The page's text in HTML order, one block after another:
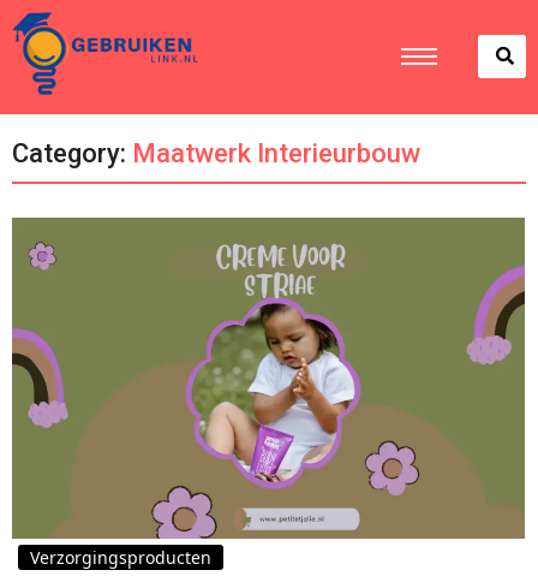
Category: Maatwerk Interieurbouw
Verzorgingsproducten